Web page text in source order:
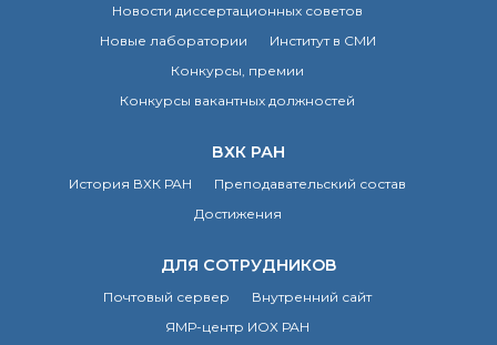
Преподавательский
ЯМР-центр ИОХ РАН
Новости диссертационных советов
Новые лаборатории
Институт в СМИ
Конкурсы, премии
Конкурсы вакантных должностей
ВХК РАН
История ВХК РАН
Преподавательский состав
Достижения
ДЛЯ СОТРУДНИКОВ
Почтовый сервер
Внутренний сайт
ЯМР-центр ИОХ РАН